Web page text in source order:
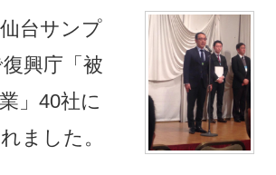
台サンプ
興庁「被
」40社に
ました。